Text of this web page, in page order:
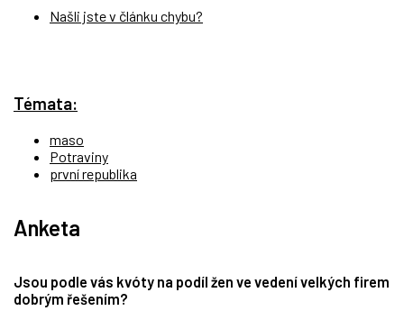
Našli jste v článku chybu?
Témata:
maso
Potraviny
první republika
Anketa
Jsou podle vás kvóty na podíl žen ve vedení velkých firem
dobrým řešením?